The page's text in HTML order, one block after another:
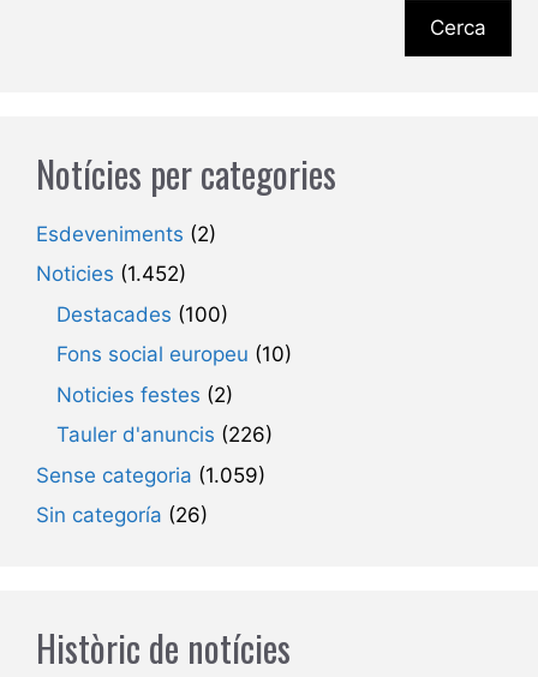
Cerca
Notícies per categories
Esdeveniments (2)
Noticies (1.452)
Destacades (100)
Fons social europeu (10)
Noticies festes (2)
Tauler d'anuncis (226)
Sense categoria (1.059)
Sin categoría (26)
Històric de notícies